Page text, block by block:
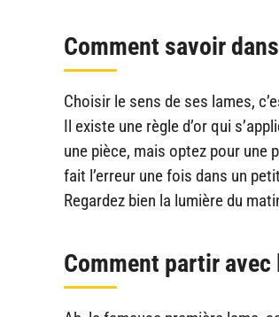
Comment savoir
Choisir le sens de ses lames,
Il existe une règle d’or qui
une pièce, mais optez pour une
fait l’erreur une fois dans un
Regardez bien la lumière du
Comment partir avec